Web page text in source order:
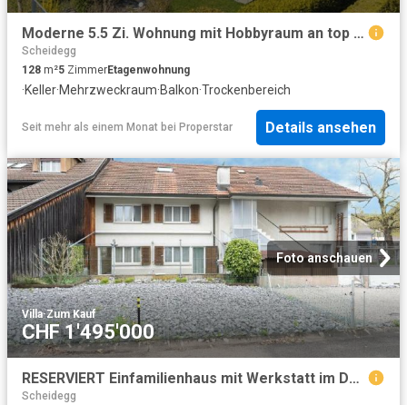
Moderne 5.5 Zi. Wohnung mit Hobbyraum an top Lage
Scheidegg
128 m²5 ZimmerEtagenwohnung
·Keller·Mehrzweckraum·Balkon·Trockenbereich
Seit mehr als einem Monat bei Properstar Details ansehen
Foto anschauen
Villa·Zum Kauf
CHF 1'495'000
RESERVIERT Einfamilienhaus mit Werkstatt im Dorfkern
Scheidegg